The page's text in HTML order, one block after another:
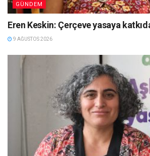
GÜNDEM
Eren Keskin: Çerçeve yasaya
9 AĞUSTOS 2026